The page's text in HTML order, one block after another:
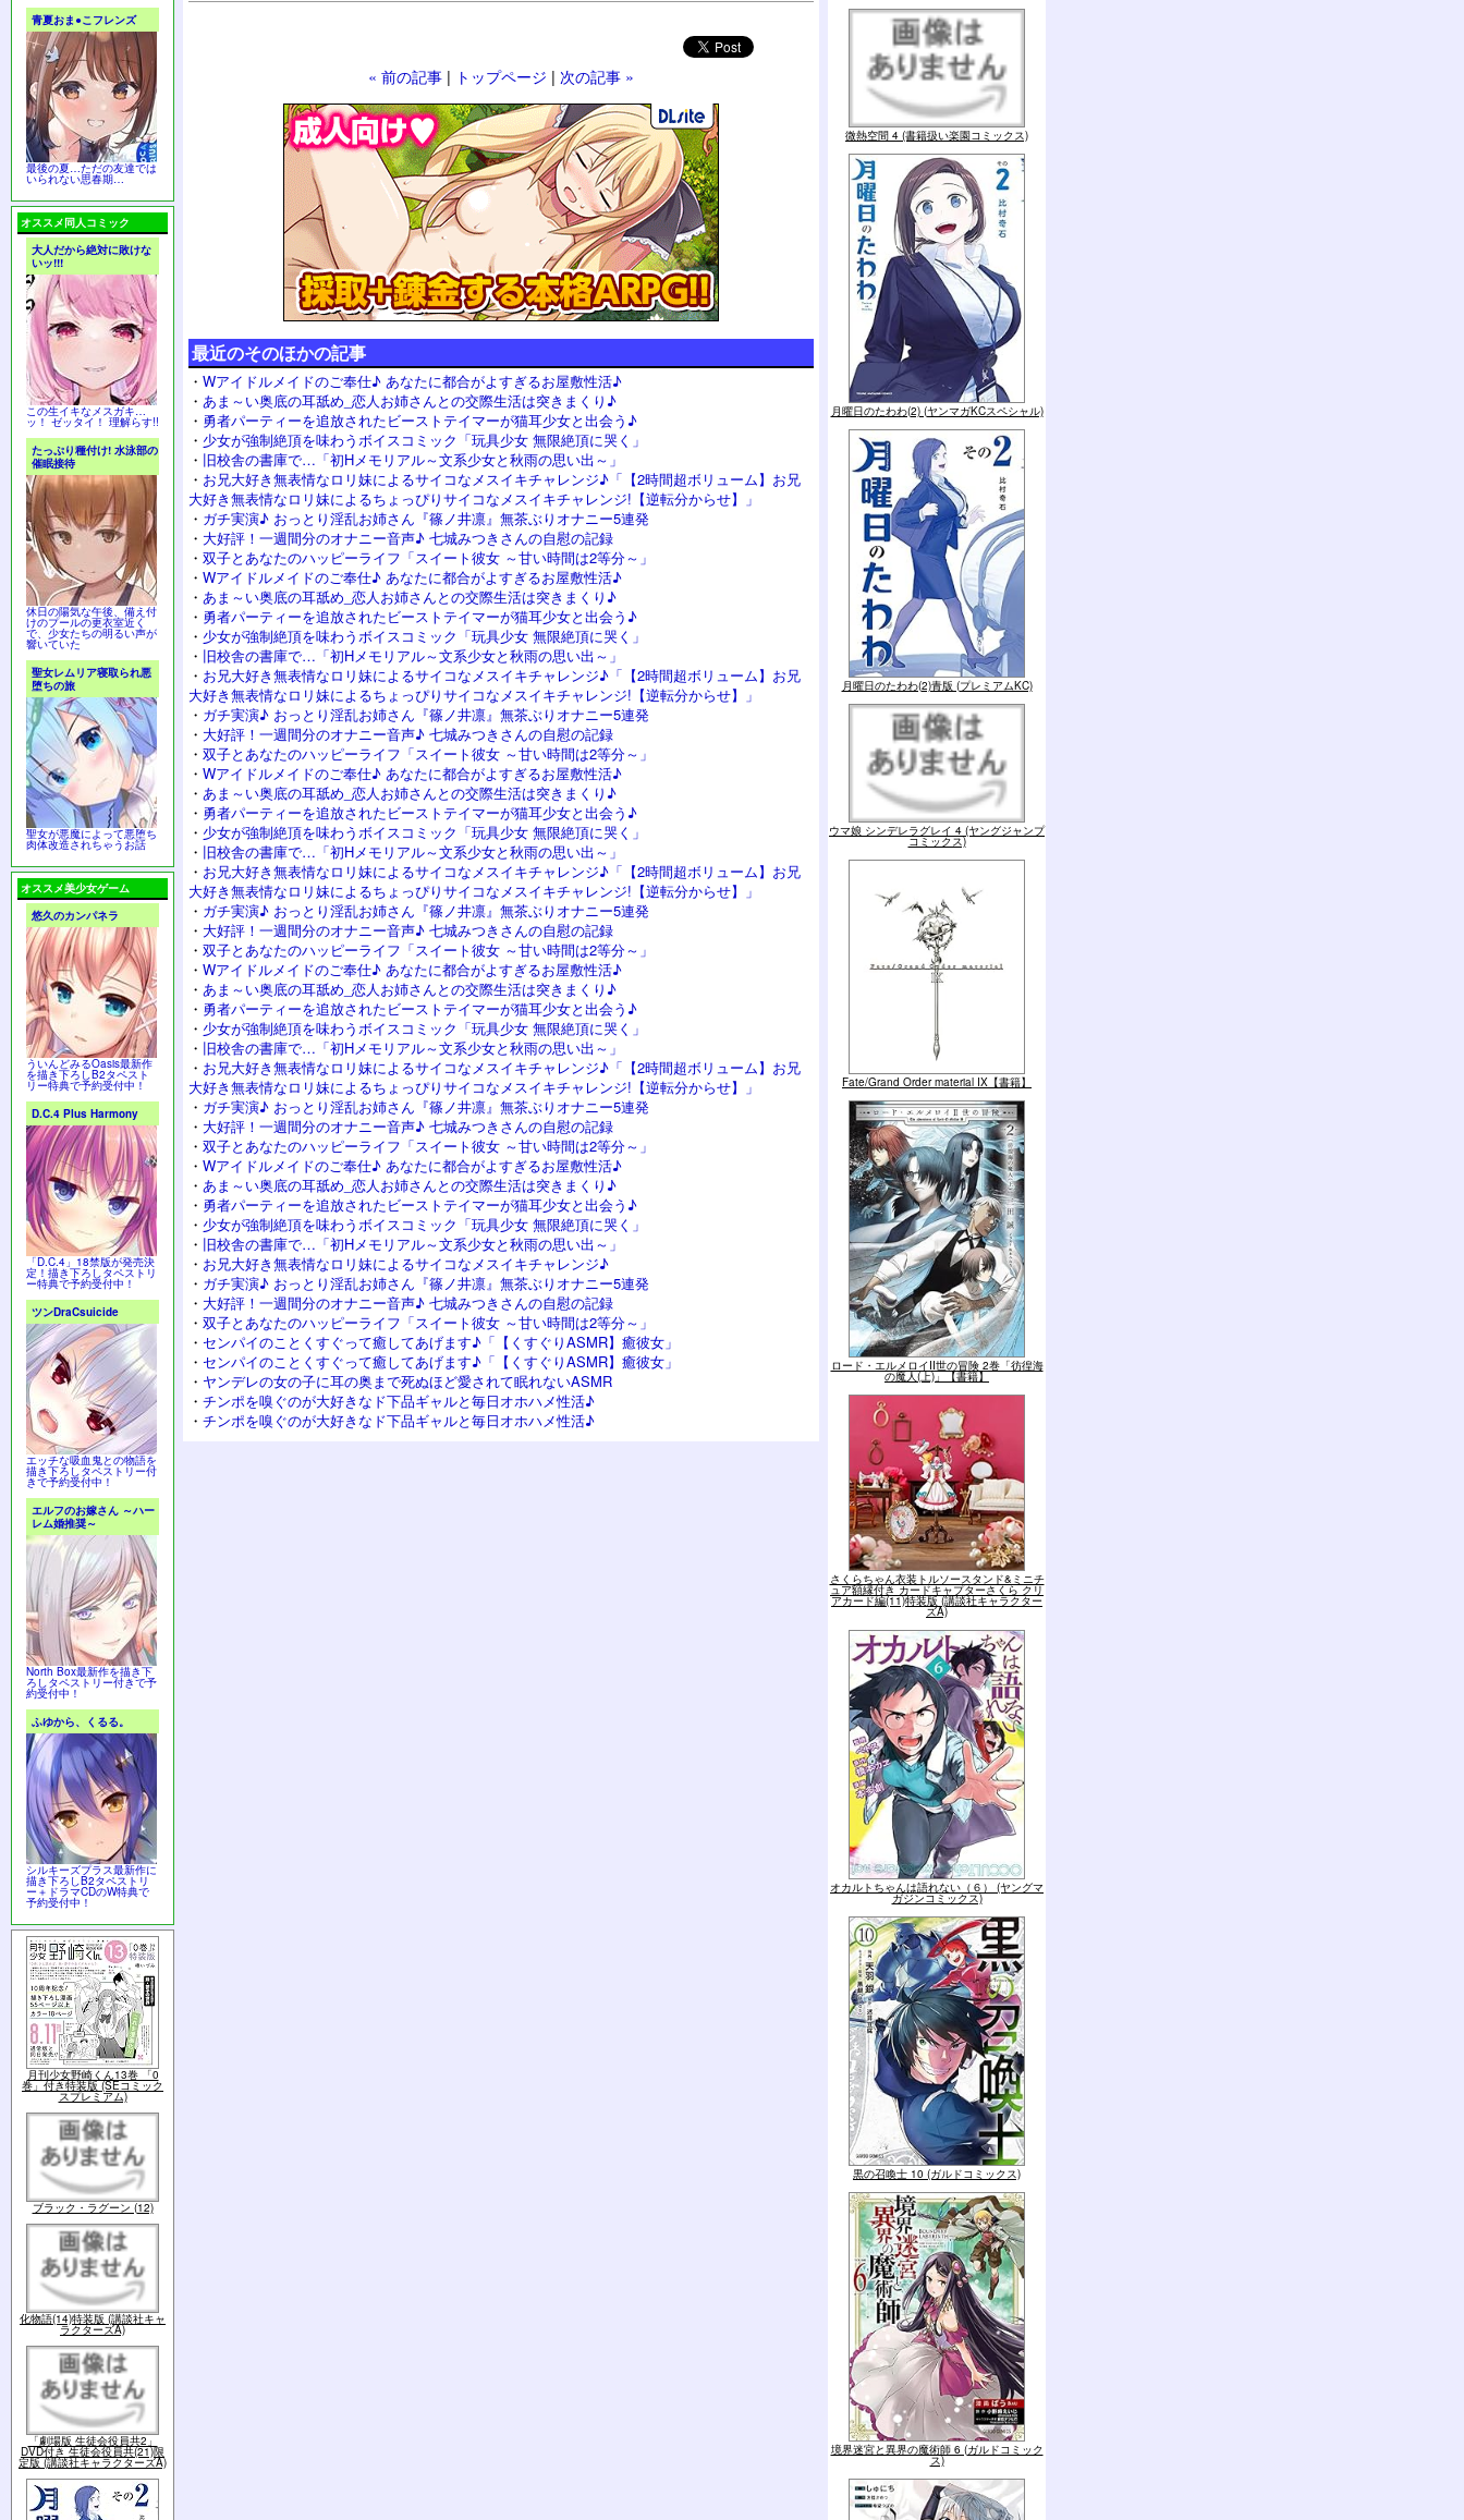
« 前の記事 | トップページ | 次の記事 »
最近のそのほかの記事
・ Wアイドルメイドのご奉仕♪ あなたに都合がよすぎるお屋敷性活♪
・ あま～い奥底の耳舐め_恋人お姉さんとの交際生活は突きまくり♪
・ 勇者パーティーを追放されたビーストテイマーが猫耳少女と出会う♪
・ 少女が強制絶頂を味わうボイスコミック「玩具少女 無限絶頂に哭く」
・ 旧校舎の書庫で…「初Hメモリアル～文系少女と秋雨の思い出～」
・ お兄大好き無表情なロリ妹によるサイコなメスイキチャレンジ♪「【2時間超ボリューム】お兄
大好き無表情なロリ妹によるちょっぴりサイコなメスイキチャレンジ!【逆転分からせ】」
・ ガチ実演♪ おっとり淫乱お姉さん『篠ノ井凛』無茶ぶりオナニー5連発
・ 大好評！一週間分のオナニー音声♪ 七城みつきさんの自慰の記録
・ 双子とあなたのハッピーライフ「スイート彼女 ～甘い時間は2等分～」
・ Wアイドルメイドのご奉仕♪ あなたに都合がよすぎるお屋敷性活♪
・ あま～い奥底の耳舐め_恋人お姉さんとの交際生活は突きまくり♪
・ 勇者パーティーを追放されたビーストテイマーが猫耳少女と出会う♪
・ 少女が強制絶頂を味わうボイスコミック「玩具少女 無限絶頂に哭く」
・ 旧校舎の書庫で…「初Hメモリアル～文系少女と秋雨の思い出～」
・ お兄大好き無表情なロリ妹によるサイコなメスイキチャレンジ♪「【2時間超ボリューム】お兄
大好き無表情なロリ妹によるちょっぴりサイコなメスイキチャレンジ!【逆転分からせ】」
・ ガチ実演♪ おっとり淫乱お姉さん『篠ノ井凛』無茶ぶりオナニー5連発
・ 大好評！一週間分のオナニー音声♪ 七城みつきさんの自慰の記録
・ 双子とあなたのハッピーライフ「スイート彼女 ～甘い時間は2等分～」
・ Wアイドルメイドのご奉仕♪ あなたに都合がよすぎるお屋敷性活♪
・ あま～い奥底の耳舐め_恋人お姉さんとの交際生活は突きまくり♪
・ 勇者パーティーを追放されたビーストテイマーが猫耳少女と出会う♪
・ 少女が強制絶頂を味わうボイスコミック「玩具少女 無限絶頂に哭く」
・ 旧校舎の書庫で…「初Hメモリアル～文系少女と秋雨の思い出～」
・ お兄大好き無表情なロリ妹によるサイコなメスイキチャレンジ♪「【2時間超ボリューム】お兄
大好き無表情なロリ妹によるちょっぴりサイコなメスイキチャレンジ!【逆転分からせ】」
・ ガチ実演♪ おっとり淫乱お姉さん『篠ノ井凛』無茶ぶりオナニー5連発
・ 大好評！一週間分のオナニー音声♪ 七城みつきさんの自慰の記録
・ 双子とあなたのハッピーライフ「スイート彼女 ～甘い時間は2等分～」
・ Wアイドルメイドのご奉仕♪ あなたに都合がよすぎるお屋敷性活♪
・ あま～い奥底の耳舐め_恋人お姉さんとの交際生活は突きまくり♪
・ 勇者パーティーを追放されたビーストテイマーが猫耳少女と出会う♪
・ 少女が強制絶頂を味わうボイスコミック「玩具少女 無限絶頂に哭く」
・ 旧校舎の書庫で…「初Hメモリアル～文系少女と秋雨の思い出～」
・ お兄大好き無表情なロリ妹によるサイコなメスイキチャレンジ♪「【2時間超ボリューム】お兄
大好き無表情なロリ妹によるちょっぴりサイコなメスイキチャレンジ!【逆転分からせ】」
・ ガチ実演♪ おっとり淫乱お姉さん『篠ノ井凛』無茶ぶりオナニー5連発
・ 大好評！一週間分のオナニー音声♪ 七城みつきさんの自慰の記録
・ 双子とあなたのハッピーライフ「スイート彼女 ～甘い時間は2等分～」
・ Wアイドルメイドのご奉仕♪ あなたに都合がよすぎるお屋敷性活♪
・ あま～い奥底の耳舐め_恋人お姉さんとの交際生活は突きまくり♪
・ 勇者パーティーを追放されたビーストテイマーが猫耳少女と出会う♪
・ 少女が強制絶頂を味わうボイスコミック「玩具少女 無限絶頂に哭く」
・ 旧校舎の書庫で…「初Hメモリアル～文系少女と秋雨の思い出～」
・ お兄大好き無表情なロリ妹によるサイコなメスイキチャレンジ♪
・ ガチ実演♪ おっとり淫乱お姉さん『篠ノ井凛』無茶ぶりオナニー5連発
・ 大好評！一週間分のオナニー音声♪ 七城みつきさんの自慰の記録
・ 双子とあなたのハッピーライフ「スイート彼女 ～甘い時間は2等分～」
・ センパイのことくすぐって癒してあげます♪「【くすぐりASMR】癒彼女」
・ センパイのことくすぐって癒してあげます♪「【くすぐりASMR】癒彼女」
・ ヤンデレの女の子に耳の奥まで死ぬほど愛されて眠れないASMR
・ チンポを嗅ぐのが大好きなド下品ギャルと毎日オホハメ性活♪
・ チンポを嗅ぐのが大好きなド下品ギャルと毎日オホハメ性活♪
青夏おま●こフレンズ
最後の夏…ただの友達では
いられない思春期…
オススメ同人コミック
大人だから絶対に敗けな
いッ!!!
この生イキなメスガキ…
ッ！ ゼッタイ！ 理解らす!!
たっぷり種付け! 水泳部の
催眠接待
休日の陽気な午後、備え付
けのプールの更衣室近く
で、少女たちの明るい声が
響いていた
聖女レムリア寝取られ悪
堕ちの旅
聖女が悪魔によって悪堕ち
肉体改造されちゃうお話
オススメ美少女ゲーム
悠久のカンパネラ
ういんどみるOasis最新作
を描き下ろしB2タペスト
リー特典で予約受付中！
D.C.4 Plus Harmony
「D.C.4」18禁版が発売決
定！描き下ろしタペストリ
ー特典で予約受付中！
ツンDraCsuicide
エッチな吸血鬼との物語を
描き下ろしタペストリー付
きで予約受付中！
エルフのお嫁さん ～ハー
レム婚推奨～
North Box最新作を描き下
ろしタペストリー付きで予
約受付中！
ふゆから、くるる。
シルキーズプラス最新作に
描き下ろしB2タペストリ
ー＋ドラマCDのW特典で
予約受付中！
月刊少女野崎くん13巻 「0
巻」付き特装版 (SEコミック
スプレミアム)
ブラック・ラグーン (12)
化物語(14)特装版 (講談社キャ
ラクターズA)
「劇場版 生徒会役員共2」
DVD付き 生徒会役員共(21)限
定版 (講談社キャラクターズA)
微熱空間 4 (書籍扱い楽園コミックス)
月曜日のたわわ(2) (ヤンマガKCスペシャル)
月曜日のたわわ(2)青版 (プレミアムKC)
ウマ娘 シンデレラグレイ 4 (ヤングジャンプ
コミックス)
Fate/Grand Order material IX【書籍】
ロード・エルメロイII世の冒険 2巻「彷徨海
の魔人(上)」【書籍】
さくらちゃん衣装トルソースタンド&ミニチ
ュア額縁付き カードキャプターさくら クリ
アカード編(11)特装版 (講談社キャラクター
ズA)
オカルトちゃんは語れない（６） (ヤングマ
ガジンコミックス)
黒の召喚士 10 (ガルドコミックス)
境界迷宮と異界の魔術師 6 (ガルドコミック
ス)